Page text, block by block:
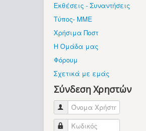
Εκθέσεις - Συναντήσεις
Τύπος- ΜΜΕ
Χρήσιμα Ποστ
Η Ομάδα μας
Φόρουμ
Σχετικά με εμάς
Σύνδεση Χρηστών
Όνομα Χρήστη
Κωδικός